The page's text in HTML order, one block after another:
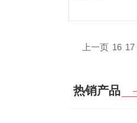
上一页 16 17
热销产品